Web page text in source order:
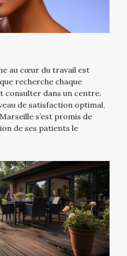
au cœur du travail est
recherche chaque
consulter dans un centre.
de satisfaction optimal,
s’est promis de
de ses patients le